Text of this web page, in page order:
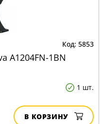
5853
A1204FN-1BN
1 шт.
В КОРЗИНУ